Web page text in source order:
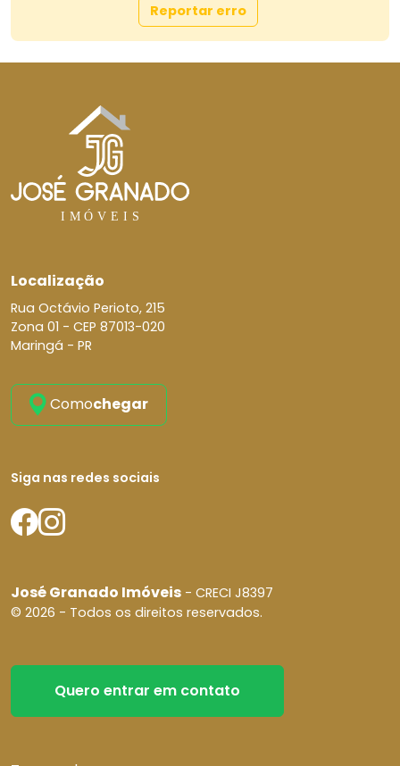
Reportar erro
Localização
Rua Octávio Perioto, 215
Zona 01 - CEP 87013-020
Maringá - PR
Comochegar
Siga nas redes sociais
José Granado Imóveis - CRECI J8397
© 2026 - Todos os direitos reservados.
Quero entrar em contato